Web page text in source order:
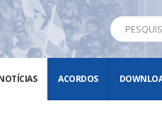
ACORDOS